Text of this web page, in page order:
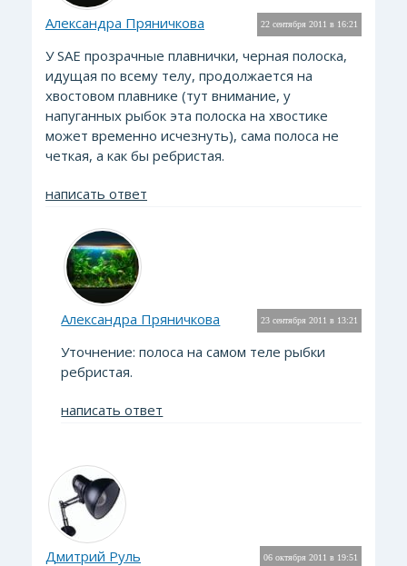
22 сентября 2011 в 16:21
Александра Пряничкова
У SAE прозрачные плавнички, черная полоска,
идущая по всему телу, продолжается на
хвостовом плавнике (тут внимание, у
напуганных рыбок эта полоска на хвостике
может временно исчезнуть), сама полоса не
четкая, а как бы ребристая.
написать ответ
23 сентября 2011 в 13:21
Александра Пряничкова
Уточнение: полоса на самом теле рыбки
ребристая.
написать ответ
06 октября 2011 в 19:51
Дмитрий Руль